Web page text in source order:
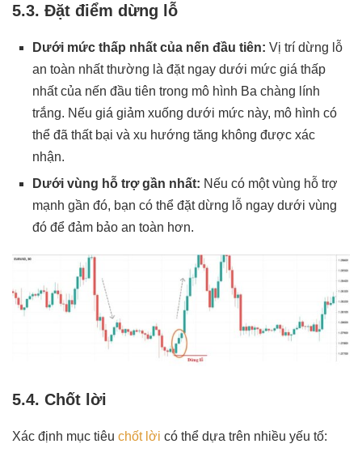
5.3. Đặt điểm dừng lỗ
Dưới mức thấp nhất của nến đầu tiên: Vị trí dừng lỗ
an toàn nhất thường là đặt ngay dưới mức giá thấp
nhất của nến đầu tiên trong mô hình Ba chàng lính
trắng. Nếu giá giảm xuống dưới mức này, mô hình có
thể đã thất bại và xu hướng tăng không được xác
nhận.
Dưới vùng hỗ trợ gần nhất: Nếu có một vùng hỗ trợ
mạnh gần đó, bạn có thể đặt dừng lỗ ngay dưới vùng
đó để đảm bảo an toàn hơn.
5.4. Chốt lời
Xác định mục tiêu chốt lời có thể dựa trên nhiều yếu tố: